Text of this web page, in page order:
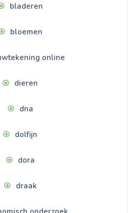
bladeren
bloemen
online
dieren
dna
dolfijn
dora
draak